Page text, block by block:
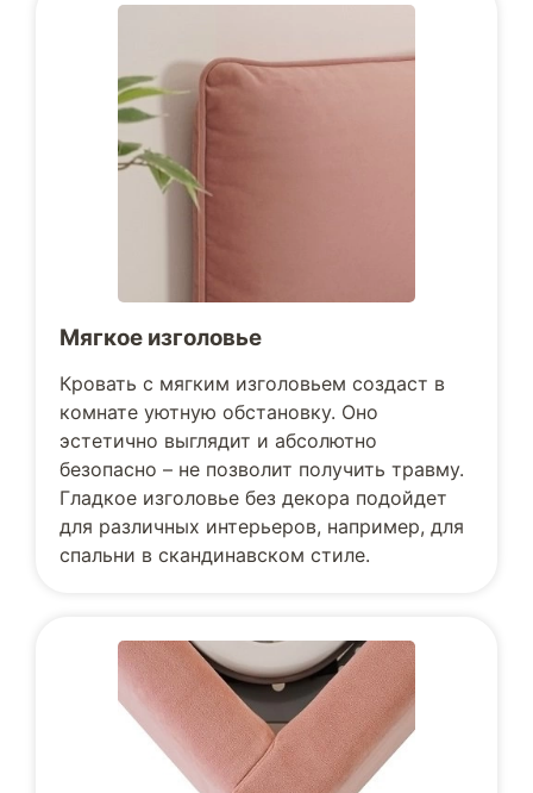
Мягкое изголовье
Кровать с мягким изголовьем создаст в
комнате уютную обстановку. Оно
эстетично выглядит и абсолютно
безопасно – не позволит получить травму.
Гладкое изголовье без декора подойдет
для различных интерьеров, например, для
спальни в скандинавском стиле.